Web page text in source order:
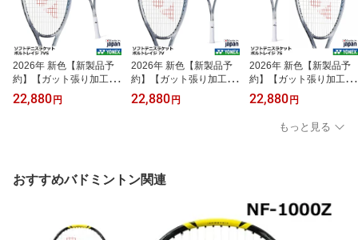
2026年 新色【新製品予
約】【ガット張り加工賃
無料】【オールラウン
ド】 ヨネックス ソフト
22,880円
2026年 新色【新製品予
約】【ガット張り加工賃
無料】【前衛用】 ヨネッ
クス ソフトテニスラケッ
22,880円
2026年 新色【新製品予
約】【ガット張り加工賃
無料】【後衛用】 ヨネッ
クス ソフトテニスラケッ
ト ボルトレイジ 7S 02
VR7S ・9月中旬発売予
22,880円
もっと見る
おすすめバドミントン関連